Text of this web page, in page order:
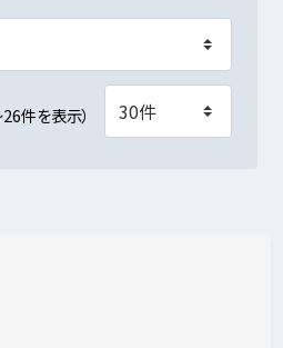
件を表示）